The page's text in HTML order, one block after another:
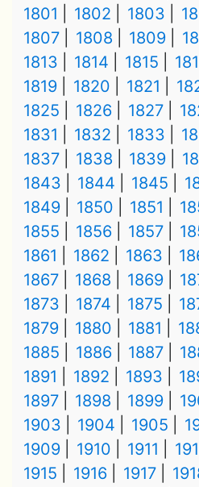
1801
1802 1803
1807
1808 1809
1813
1814 1815
1819
1820 1821
1825
1826 1827
1831
1832 1833
1837
1838 1839
1843
1844 1845
1849
1850 1851
1855
1856 1857
1861
1862 1863
1867
1868 1869
1873
1874 1875
1879
1880 1881
1885
1886 1887
1891
1892 1893
1897
1898 1899
1903
1904 1905
1909
1910 1911
1915
1916 1917